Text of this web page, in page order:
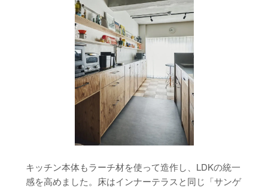
キッチン本体もラーチ材を使って造作し、LDKの統一
感を高めました。床はインナーテラスと同じ「サンゲ